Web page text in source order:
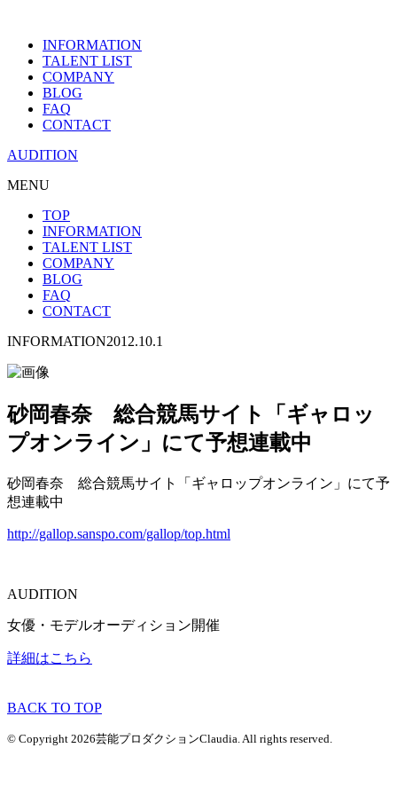
INFORMATION
TALENT LIST
COMPANY
BLOG
FAQ
CONTACT
AUDITION
MENU
TOP
INFORMATION
TALENT LIST
COMPANY
BLOG
FAQ
CONTACT
INFORMATION2012.10.1
砂岡春奈 総合競馬サイト「ギャロッ
プオンライン」にて予想連載中
砂岡春奈 総合競馬サイト「ギャロップオンライン」にて予
想連載中
http://gallop.sanspo.com/gallop/top.html
AUDITION
女優・モデルオーディション開催
詳細はこちら
BACK TO TOP
© Copyright 2026芸能プロダクションClaudia. All rights reserved.